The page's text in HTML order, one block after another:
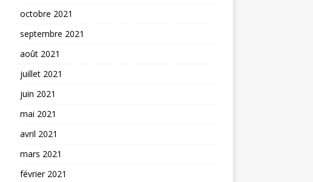
octobre 2021
septembre 2021
août 2021
juillet 2021
juin 2021
mai 2021
avril 2021
mars 2021
février 2021